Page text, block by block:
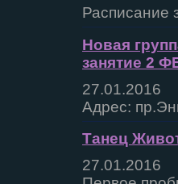
Расписание
Новая
занятие 2
27.01.2016
Адрес:
Танец
27.01.2016